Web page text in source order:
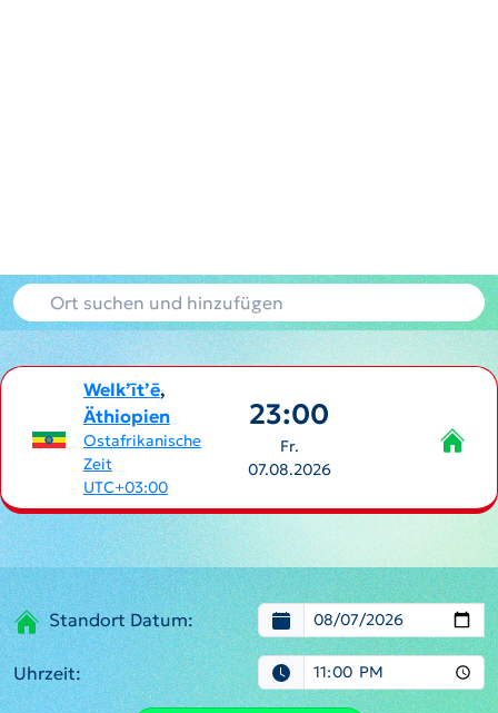
Welk’īt’ē,
Äthiopien
Ostafrikanische
Zeit
UTC+03:00
23:00
Fr.
07.08.2026
Standort Datum:
Uhrzeit: